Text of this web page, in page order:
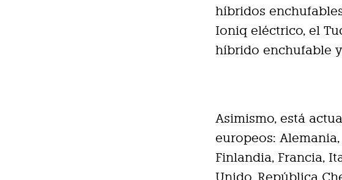
híbridos
Ioniq eléctrico, el
híbrido enchufable
Asimismo, está
europeos:
Finlandia, Francia,
Unido, República